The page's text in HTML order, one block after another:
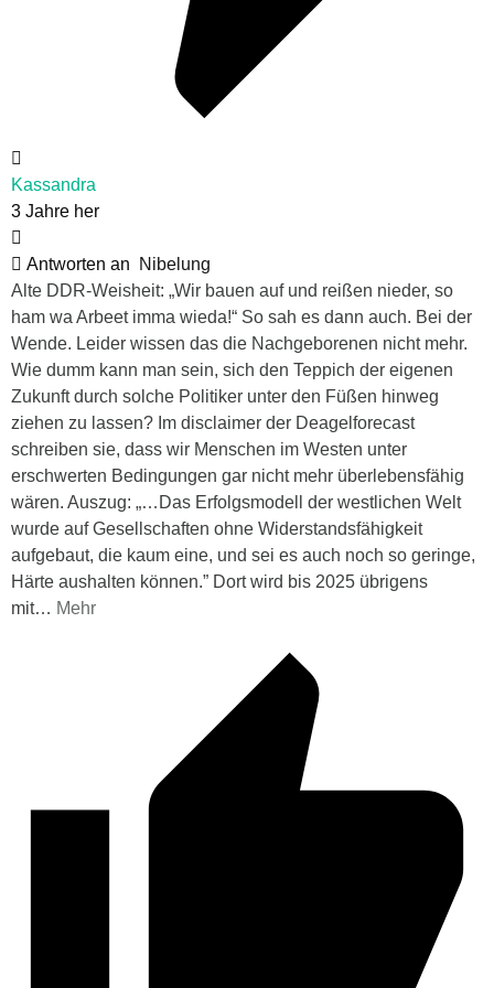
Kassandra
3 Jahre her
Antworten an
Nibelung
Alte DDR-Weisheit: „Wir bauen auf und reißen nieder, so
ham wa Arbeet imma wieda!“ So sah es dann auch. Bei der
Wende. Leider wissen das die Nachgeborenen nicht mehr.
Wie dumm kann man sein, sich den Teppich der eigenen
Zukunft durch solche Politiker unter den Füßen hinweg
ziehen zu lassen? Im disclaimer der Deagelforecast
schreiben sie, dass wir Menschen im Westen unter
erschwerten Bedingungen gar nicht mehr überlebensfähig
wären. Auszug: „…Das Erfolgsmodell der westlichen Welt
wurde auf Gesellschaften ohne Widerstandsfähigkeit
aufgebaut, die kaum eine, und sei es auch noch so geringe,
Härte aushalten können.” Dort wird bis 2025 übrigens
mit… Mehr